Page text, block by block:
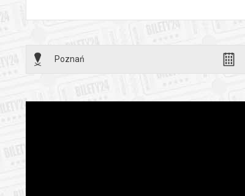
Poznań